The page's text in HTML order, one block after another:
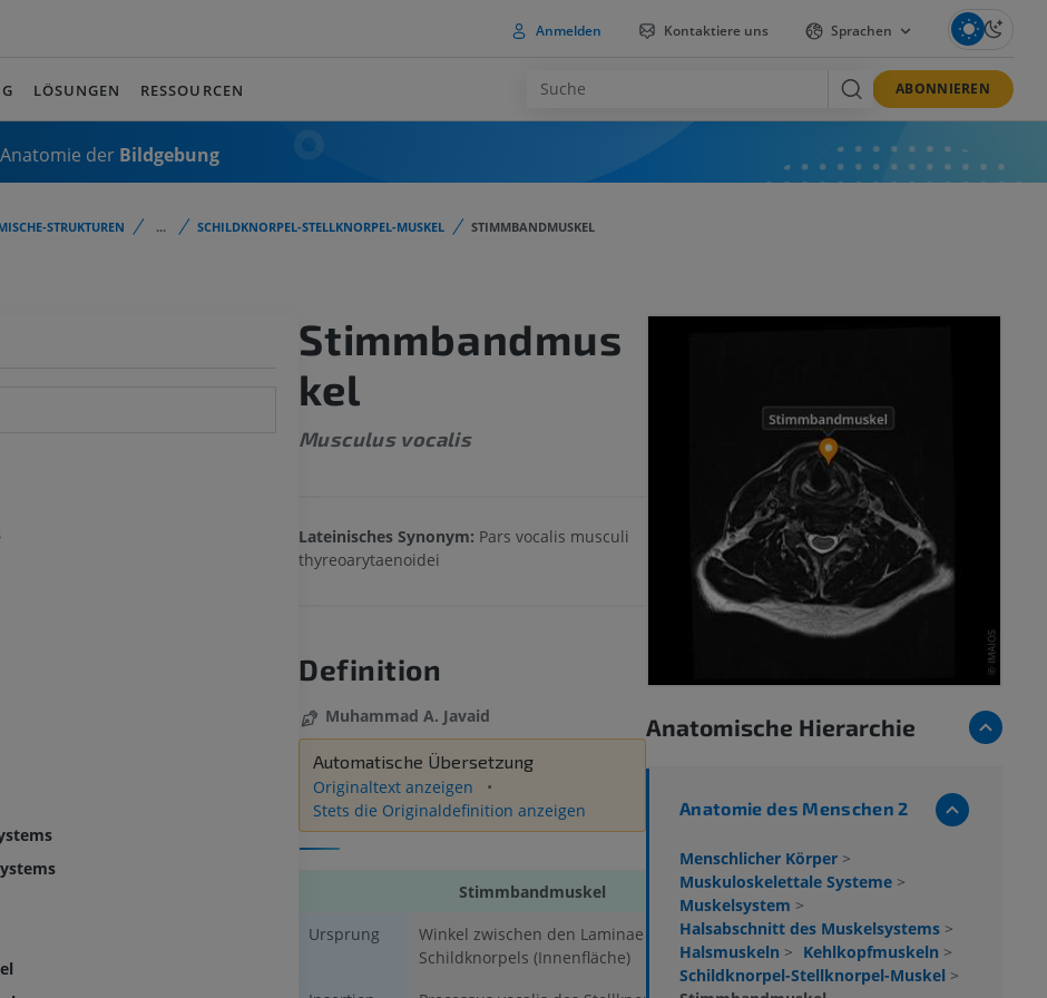
Anmelden Kontaktiere uns Sprachen
LÖSUNGEN RESSOURCEN ABONNIEREN
der Bildgebung
STRUKTUREN ... SCHILDKNORPEL-STELLKNORPEL-MUSKEL STIMMBANDMUSKEL
Stimmbandmus
kel
Musculus vocalis
Lateinisches Synonym: Pars vocalis musculi
thyreoarytaenoidei
Definition
Muhammad A. Javaid
Automatische Übersetzung
Originaltext anzeigen
Stets die Originaldefinition anzeigen
Stimmbandmuskel
Ursprung
Winkel zwischen den Laminae des
Schildknorpels (Innenfläche)
Anatomische Hierarchie
Anatomie des Menschen 2
Menschlicher Körper >
Muskuloskelettale Systeme >
Muskelsystem >
Halsabschnitt des Muskelsystems >
Halsmuskeln > Kehlkopfmuskeln >
Schildknorpel-Stellknorpel-Muskel >